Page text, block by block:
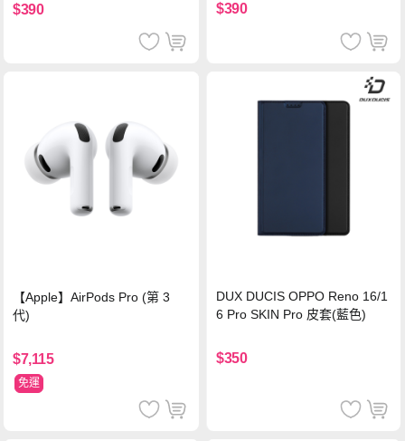
$390 $390
【Apple】AirPods Pro (第 3
代)
$7,115
免運
DUX DUCIS OPPO Reno 16/1
6 Pro SKIN Pro 皮套(藍色)
$350